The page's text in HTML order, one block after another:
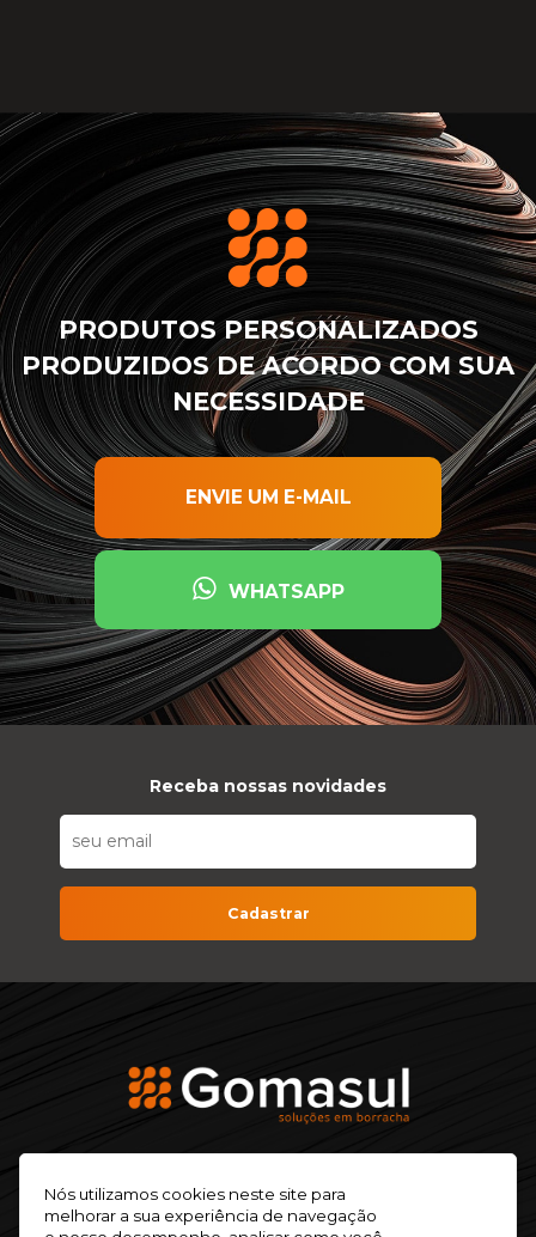
PRODUTOS PERSONALIZADOS
PRODUZIDOS DE ACORDO COM SUA
NECESSIDADE
ENVIE UM E-MAIL
WHATSAPP
Receba nossas novidades
Cadastrar
+55 (54) 2105-9349
Nós utilizamos cookies neste site para
melhorar a sua experiência de navegação